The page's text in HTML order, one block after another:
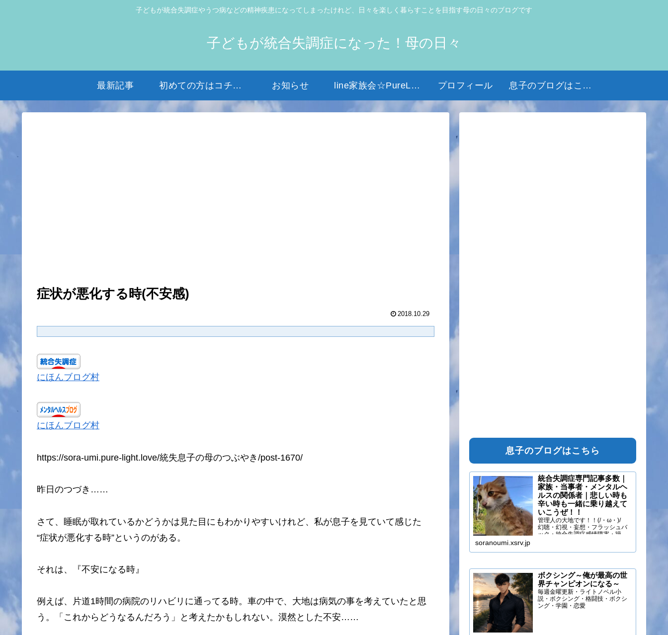
子どもが統合失調症やうつ病などの精神疾患になってしまったけれど、日々を楽しく暮らすことを目指す母の日々のブログです
子どもが統合失調症になった！母の日々
最新記事 初めての方はコチラから お知らせ line家族会☆PureLight☆ プロフィール 息子のブログはこちら
症状が悪化する時(不安感)
2018.10.29
にほんブログ村
にほんブログ村
https://sora-umi.pure-light.love/統失息子の母のつぶやき/post-1670/
昨日のつづき……
さて、睡眠が取れているかどうかは見た目にもわかりやすいけれど、私が息子を見ていて感じた
“症状が悪化する時”というのがある。
それは、『不安になる時』
例えば、片道1時間の病院のリハビリに通ってる時。車の中で、大地は病気の事を考えていたと思
う。「これからどうなるんだろう」と考えたかもしれない。漠然とした不安……
息子のブログはこちら
統合失調症専門記事多数｜
家族・当事者・メンタルヘ
ルスの関係者｜悲しい時も
辛い時も一緒に乗り越えて
いこうぜ！！
管理人の大地です！！(/・ω・)/
幻聴・幻視・妄想・フラッシュバ
ック・統合失調症感情障害・躁う
soranoumi.xsrv.jp
ボクシング～俺が最高の世
界チャンピオンになる～
毎週金曜更新・ライトノベル小
説・ボクシング・格闘技・ボクシ
ング・学園・恋愛